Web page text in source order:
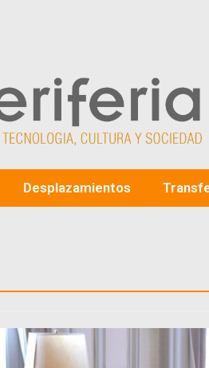
Desplazamientos